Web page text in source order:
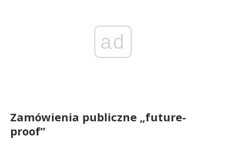
ad
Zamówienia publiczne „future-
proof”